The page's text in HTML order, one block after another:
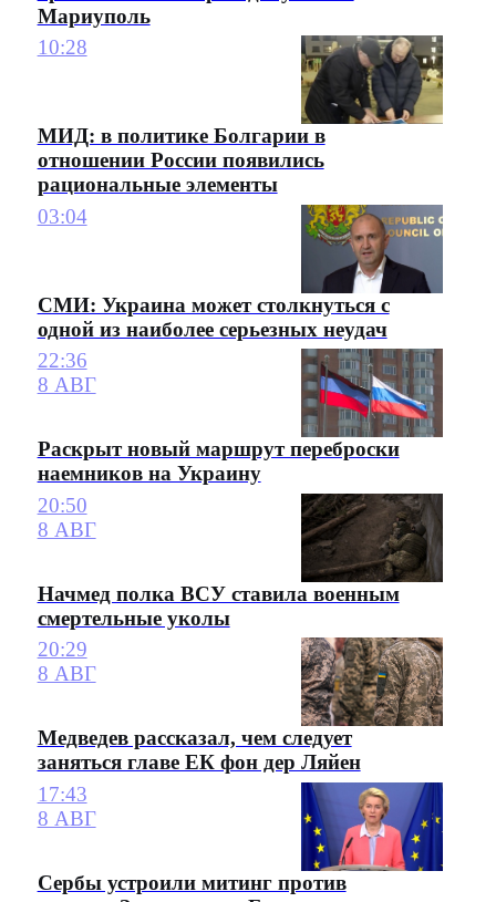
Мариуполь
10:28
МИД: в политике Болгарии в
отношении России появились
рациональные элементы
03:04
СМИ: Украина может столкнуться с
одной из наиболее серьезных неудач
22:36
8 АВГ
Раскрыт новый маршрут переброски
наемников на Украину
20:50
8 АВГ
Начмед полка ВСУ ставила военным
смертельные уколы
20:29
8 АВГ
Медведев рассказал, чем следует
заняться главе ЕК фон дер Ляйен
17:43
8 АВГ
Сербы устроили митинг против